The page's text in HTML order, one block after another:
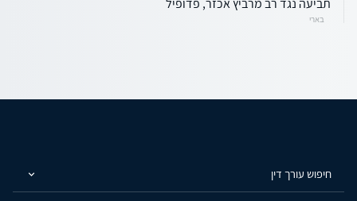
תביעה נגד רב מרביץ אכזר, פדופיל
בארי
חיפוש עורך דין